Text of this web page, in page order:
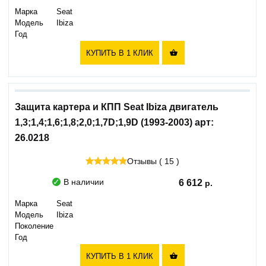
Марка
Seat
Модель
Ibiza
Год
КУПИТЬ В 1 КЛИК 
Защита картера и КПП Seat Ibiza двигатель
1,3;1,4;1,6;1,8;2,0;1,7D;1,9D (1993-2003) арт:
26.0218
Отзывы ( 15 )
В наличии 6 612
Марка
Seat
Модель
Ibiza
Поколение
Год
КУПИТЬ В 1 КЛИК 